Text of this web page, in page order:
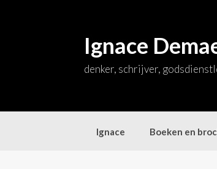
Ignace
denker, schrijver,
Ignace Boeken en